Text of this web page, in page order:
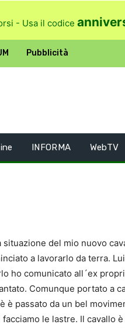
- Usa il codice
Pubblicità
INFORMA WebTV
del mio nuovo
a lavorarlo da terra.
ho comunicato all´ex
Comunque portato a
passato da un bel
le lastre. Il cavallo